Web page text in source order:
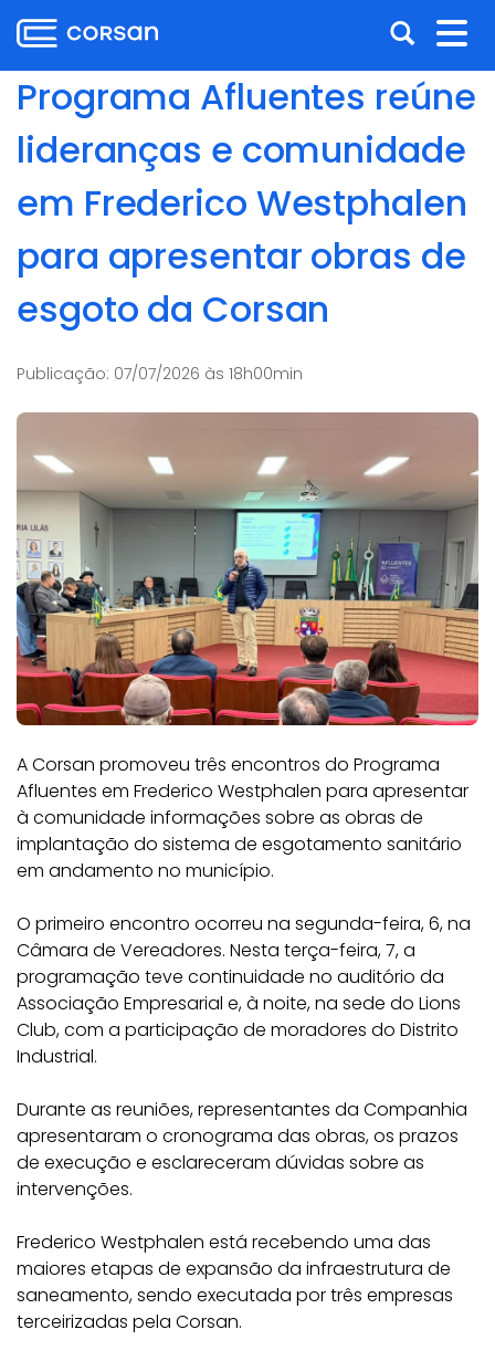
para
o
conteúdo
para
menu
para
busca
para
o
conteúdo
Abrir
a
busca
Programa Afluentes reúne
lideranças e comunidade
em Frederico Westphalen
para apresentar obras de
esgoto da Corsan
Publicação: 07/07/2026 às 18h00min
A Corsan promoveu três encontros do Programa
Afluentes em Frederico Westphalen para apresentar
à comunidade informações sobre as obras de
implantação do sistema de esgotamento sanitário
em andamento no município.
O primeiro encontro ocorreu na segunda-feira, 6, na
Câmara de Vereadores. Nesta terça-feira, 7, a
programação teve continuidade no auditório da
Associação Empresarial e, à noite, na sede do Lions
Club, com a participação de moradores do Distrito
Industrial.
Durante as reuniões, representantes da Companhia
apresentaram o cronograma das obras, os prazos
de execução e esclareceram dúvidas sobre as
intervenções.
Frederico Westphalen está recebendo uma das
maiores etapas de expansão da infraestrutura de
saneamento, sendo executada por três empresas
terceirizadas pela Corsan.